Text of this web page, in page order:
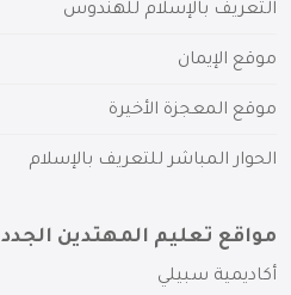
التعريف بالإسلام للهندوس
موقع الإيمان
موقع المعجزة الأخيرة
الحوار المباشر للتعريف بالإسلام
مواقع تعليم المهتدين الجدد
أكاديمية سبيلي